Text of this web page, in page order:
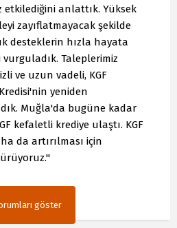
etkilediğini anlattık. Yüksek
zayıflatmayacak şekilde
desteklerin hızla hayata
Taleplerimiz
ve uzun vadeli, KGF
yeniden
Muğla'da bugüne kadar
kefaletli krediye ulaştı. KGF
da artırılması için
göster